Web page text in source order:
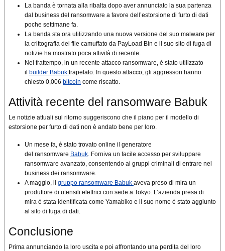
La banda è tornata alla ribalta dopo aver annunciato la sua partenza
dal business del ransomware a favore dell’estorsione di furto di dati
poche settimane fa.
La banda sta ora utilizzando una nuova versione del suo malware per
la crittografia dei file camuffato da PayLoad Bin e il suo sito di fuga di
notizie ha mostrato poca attività di recente.
Nel frattempo, in un recente attacco ransomware, è stato utilizzato
il builder Babuk trapelato. In questo attacco, gli aggressori hanno
chiesto 0,006 bitcoin come riscatto.
Attività recente del ransomware Babuk
Le notizie attuali sul ritorno suggeriscono che il piano per il modello di
estorsione per furto di dati non è andato bene per loro.
Un mese fa, è stato trovato online il generatore
del ransomware Babuk. Forniva un facile accesso per sviluppare
ransomware avanzato, consentendo ai gruppi criminali di entrare nel
business dei ransomware.
A maggio, il gruppo ransomware Babuk aveva preso di mira un
produttore di utensili elettrici con sede a Tokyo. L’azienda presa di
mira è stata identificata come Yamabiko e il suo nome è stato aggiunto
al sito di fuga di dati.
Conclusione
Prima annunciando la loro uscita e poi affrontando una perdita del loro